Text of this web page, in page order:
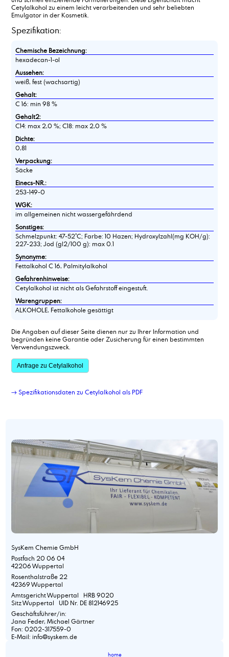
Cetylalkohol zu einem leicht verarbeitenden und sehr beliebten
Emulgator in der Kosmetik.
Spezifikation:
Chemische Bezeichnung:
hexadecan-1-ol
Aussehen:
weiß, fest (wachsartig)
Gehalt:
C 16: min 98 %
Gehalt2:
C14: max 2,0 %; C18: max 2,0 %
Dichte:
0,81
Verpackung:
Säcke
Einecs-NR.:
253-149-0
WGK:
im allgemeinen nicht wassergefährdend
Sonstiges:
Schmelzpunkt: 47-52°C; Farbe: 10 Hazen; Hydroxylzahl(mg KOH/g):
227-233; Jod (gl2/100 g): max 0.1
Synonyme:
Fettalkohol C 16, Palmitylalkohol
Gefahrenhinweise:
Cetylalkohol ist nicht als Gefahrstoff eingestuft.
Warengruppen:
ALKOHOLE, Fettalkohole gesättigt
Die Angaben auf dieser Seite dienen nur zu Ihrer Information und
begründen keine Garantie oder Zusicherung für einen bestimmten
Verwendungszweck.
Anfrage zu Cetylalkohol
→ Spezifikationsdaten zu Cetylalkohol als PDF
SysKem Chemie GmbH
Postfach 20 06 04
42206 Wuppertal
Rosenthalstraße 22
42369 Wuppertal
Amtsgericht Wuppertal HRB 9020
Sitz Wuppertal UID Nr. DE 812146925
Geschäftsführer/in:
Jana Feder, Michael Gärtner
Fon: 0202-317559-0
E-Mail: info@syskem.de
home